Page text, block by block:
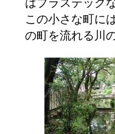
はプラステック
この小さな町に
の町を流れる川